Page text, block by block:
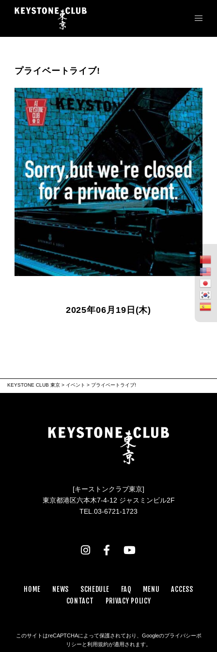
ン
プライベートライブ!
2025年06月19日(木)
KEYSTONE CLUB 東京 > イベント > プライベートライブ!
[キーストンクラブ東京]
東京都港区六本木7-4-12 ジャスミンビル2F
TEL.03-6721-1723
HOME NEWS SCHEDULE FAQ MENU
ACCESS
CONTACT
PRIVACY POLICY
このサイトはreCAPTCHAによって保護されており、Googleのプライバシーポ
リシー と利用規約が適用されます。